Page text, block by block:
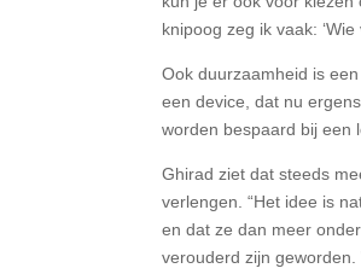
knipoog zeg ik vaak: ‘Wie
Ook duurzaamheid is
een device, dat nu
worden bespaard bij een
Ghirad ziet dat steeds
verlengen. “Het idee is
en dat ze dan meer
verouderd zijn